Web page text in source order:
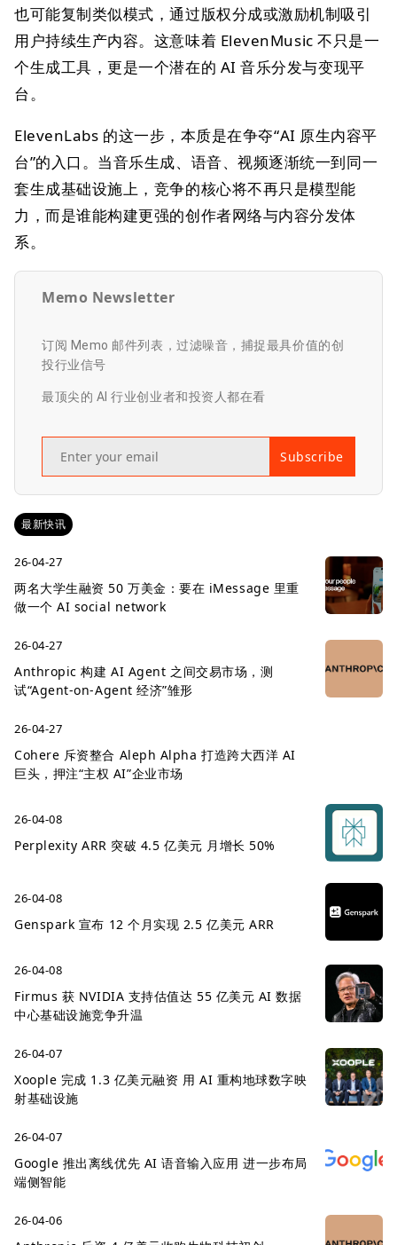
也可能复制类似模式，通过版权分成或激励机制吸引
用户持续生产内容。这意味着 ElevenMusic 不只是一
个生成工具，更是一个潜在的 AI 音乐分发与变现平
台。
ElevenLabs 的这一步，本质是在争夺“AI 原生内容平
台”的入口。当音乐生成、语音、视频逐渐统一到同一
套生成基础设施上，竞争的核心将不再只是模型能
力，而是谁能构建更强的创作者网络与内容分发体
系。
Memo Newsletter
订阅 Memo 邮件列表，过滤噪音，捕捉最具价值的创
投行业信号
最顶尖的 AI 行业创业者和投资人都在看
Subscribe
最新快讯
26-04-27
两名大学生融资 50 万美金：要在 iMessage 里重
做一个 AI social network
26-04-27
Anthropic 构建 AI Agent 之间交易市场，测
试“Agent-on-Agent 经济”雏形
26-04-27
Cohere 斥资整合 Aleph Alpha 打造跨大西洋 AI
巨头，押注“主权 AI”企业市场
26-04-08
Perplexity ARR 突破 4.5 亿美元 月增长 50%
26-04-08
Genspark 宣布 12 个月实现 2.5 亿美元 ARR
26-04-08
Firmus 获 NVIDIA 支持估值达 55 亿美元 AI 数据
中心基础设施竞争升温
26-04-07
Xoople 完成 1.3 亿美元融资 用 AI 重构地球数字映
射基础设施
26-04-07
Google 推出离线优先 AI 语音输入应用 进一步布局
端侧智能
26-04-06